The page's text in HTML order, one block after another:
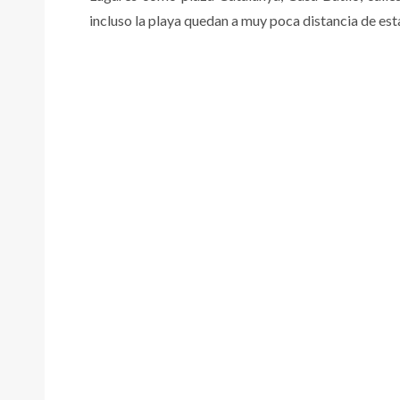
incluso la playa quedan a muy poca distancia de